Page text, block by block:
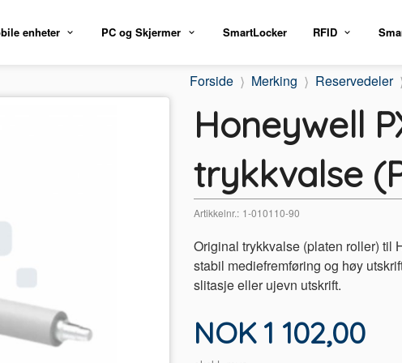
enheter PC og Skjermer SmartLocker RFID
Forside Merking Reservedeler
Honeywell
trykkvalse
Artikkelnr.: 1-010110-90
Original trykkvalse (platen roller) til
stabil mediefremføring og høy
slitasje eller ujevn utskrift.
Pris
NOK 1 102,00